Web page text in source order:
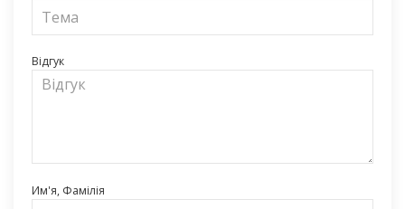
Відгук
Им'я, Фамілія